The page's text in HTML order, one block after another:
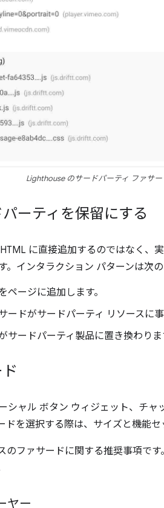
Lighthouse のサードパーティ ファサー
ーティを保留にする
に直接追加するのではなく、
インタラクション パターンは次の
ページに追加します。
ードがサードパーティ リソースに事
サードパーティ製品に置き換わりま
シャル ボタン ウィジェット、チャ
ドを選択する際は、サイズと機能セ
ファサードに関する推奨事項です。
ヤー